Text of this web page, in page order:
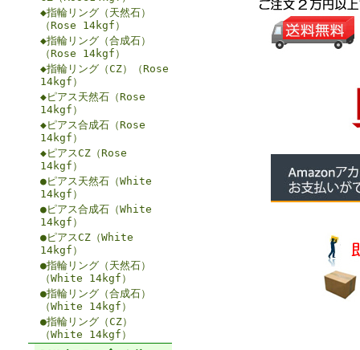
◆指輪リング（天然石）
（Rose 14kgf）
◆指輪リング（合成石）
（Rose 14kgf）
◆指輪リング（CZ）（Rose
14kgf）
◆ピアス天然石（Rose
14kgf）
◆ピアス合成石（Rose
14kgf）
◆ピアスCZ（Rose
14kgf）
●ピアス天然石（White
14kgf）
●ピアス合成石（White
14kgf）
●ピアスCZ（White
14kgf）
●指輪リング（天然石）
（White 14kgf）
●指輪リング（合成石）
（White 14kgf）
●指輪リング（CZ）
（White 14kgf）